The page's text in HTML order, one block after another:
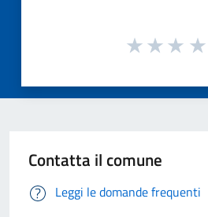
Contatta il comune
Leggi le domande frequenti